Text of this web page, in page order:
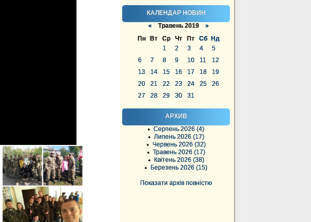
КАЛЕНДАР НОВИН
« Травень 2019 »
Пн
Вт Ср Чт Пт Сб
Нд
1
2 3 4
5
6
7 8 9 10 11
12
13
14 15 16 17 18
19
20
21 22 23 24 25
26
27
28 29 30 31
АРХИВ
Серпень 2026 (4)
Липень 2026 (17)
Червень 2026 (32)
Травень 2026 (17)
Квітень 2026 (38)
Березень 2026 (15)
Показати архів повністю